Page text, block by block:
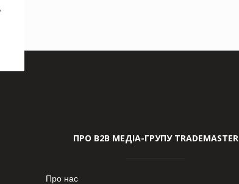
ПРО В2В МЕДІА-ГРУПУ TRADEMASTER
Про нас